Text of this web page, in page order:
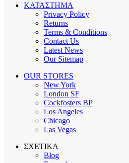
ΚΑΤΑΣΤΗΜΑ
Privacy Policy
Returns
Terms & Conditions
Contact Us
Latest News
Our Sitemap
OUR STORES
New York
London SF
Cockfosters BP
Los Angeles
Chicago
Las Vegas
ΣΧΕΤΙΚΑ
Blog